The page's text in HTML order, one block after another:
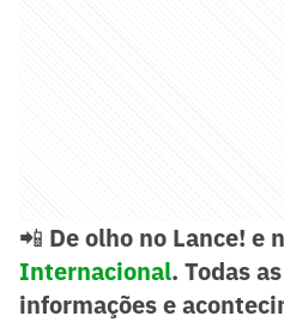
📲 De olho no Lance! e
Internacional. Todas
informações e